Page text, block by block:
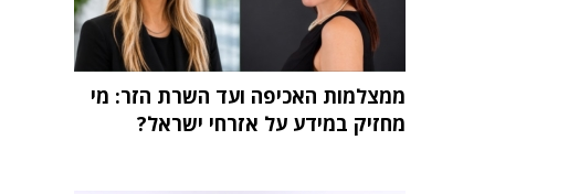
ממצלמות האכיפה ועד השרת הזר: מי
מחזיק במידע על אזרחי ישראל?